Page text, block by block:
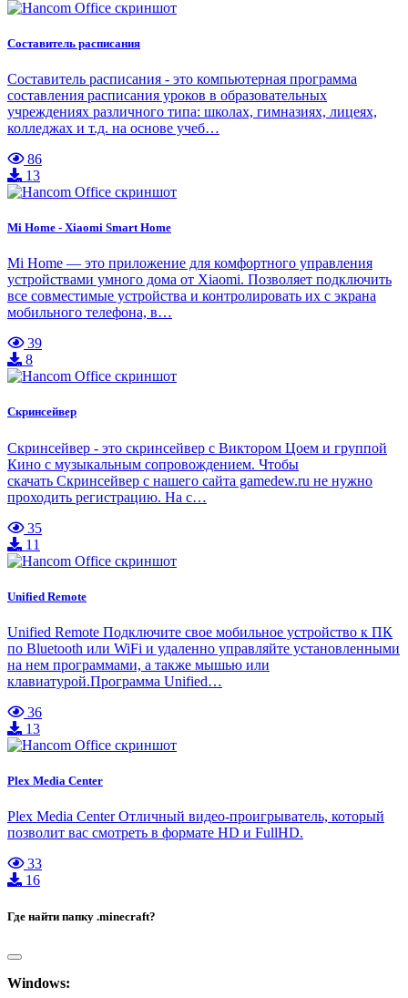
Составитель расписания
Составитель расписания - это компьютерная программа
составления расписания уроков в образовательных
учреждениях различного типа: школах, гимназиях, лицеях,
колледжах и т.д. на основе учеб…
86
13
Mi Home - Xiaomi Smart Home
Mi Home — это приложение для комфортного управления
устройствами умного дома от Xiaomi. Позволяет подключить
все совместимые устройства и контролировать их с экрана
мобильного телефона, в…
39
8
Скринсейвер
Скринсейвер - это скринсейвер с Виктором Цоем и группой
Кино с музыкальным сопровождением. Чтобы
скачать Скринсейвер с нашего сайта gamedew.ru не нужно
проходить регистрацию. На с…
35
11
Unified Remote
Unified Remote Подключите свое мобильное устройство к ПК
по Bluetooth или WiFi и удаленно управляйте установленными
на нем программами, а также мышью или
клавиатурой.Программа Unified…
36
13
Plex Media Center
Plex Media Center Отличный видео-проигрыватель, который
позволит вас смотреть в формате HD и FullHD.
33
16
Где найти папку .minecraft?
Windows: